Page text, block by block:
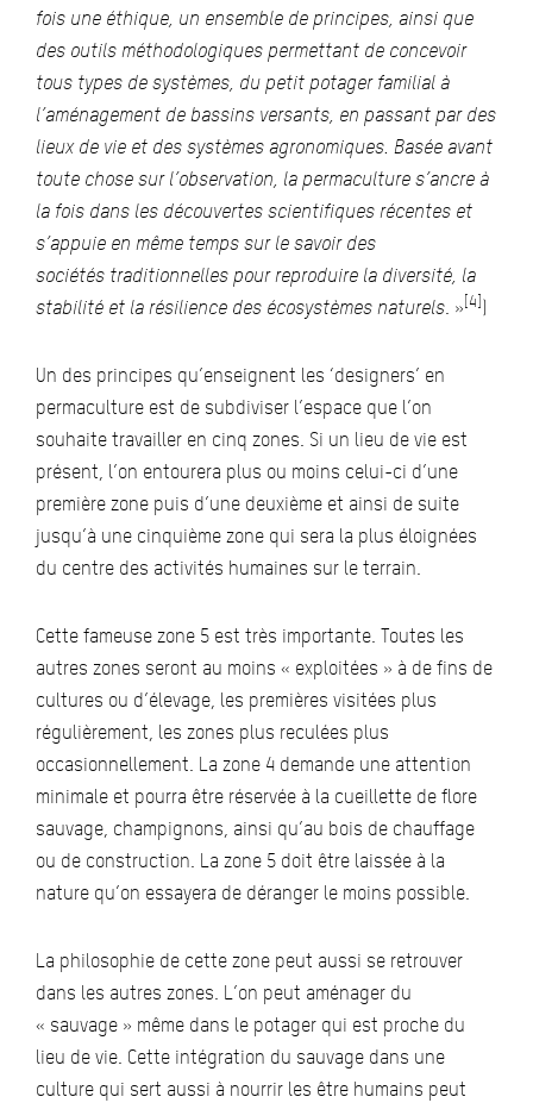
fois une éthique, un ensemble de principes, ainsi que
des outils méthodologiques permettant de concevoir
tous types de systèmes, du petit potager familial à
l’aménagement de bassins versants, en passant par des
lieux de vie et des systèmes agronomiques. Basée avant
toute chose sur l’observation, la permaculture s’ancre à
la fois dans les découvertes scientifiques récentes et
s’appuie en même temps sur le savoir des
sociétés traditionnelles pour reproduire la diversité, la
stabilité et la résilience des écosystèmes naturels. »[4])
Un des principes qu’enseignent les ‘designers’ en
permaculture est de subdiviser l’espace que l’on
souhaite travailler en cinq zones. Si un lieu de vie est
présent, l’on entourera plus ou moins celui-ci d’une
première zone puis d’une deuxième et ainsi de suite
jusqu’à une cinquième zone qui sera la plus éloignées
du centre des activités humaines sur le terrain.
Cette fameuse zone 5 est très importante. Toutes les
autres zones seront au moins « exploitées » à de fins de
cultures ou d’élevage, les premières visitées plus
régulièrement, les zones plus reculées plus
occasionnellement. La zone 4 demande une attention
minimale et pourra être réservée à la cueillette de flore
sauvage, champignons, ainsi qu’au bois de chauffage
ou de construction. La zone 5 doit être laissée à la
nature qu’on essayera de déranger le moins possible.
La philosophie de cette zone peut aussi se retrouver
dans les autres zones. L’on peut aménager du
« sauvage » même dans le potager qui est proche du
lieu de vie. Cette intégration du sauvage dans une
culture qui sert aussi à nourrir les être humains peut